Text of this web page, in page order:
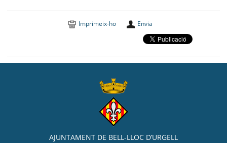
Imprimeix-ho Envia
AJUNTAMENT DE BELL-LLOC D’URGELL